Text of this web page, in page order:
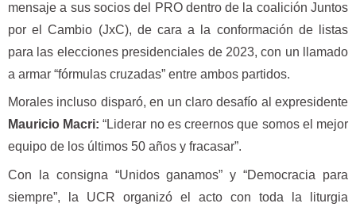
mensaje a sus socios del PRO dentro de la coalición Juntos
por el Cambio (JxC), de cara a la conformación de listas
para las elecciones presidenciales de 2023, con un llamado
a armar “fórmulas cruzadas” entre ambos partidos.
Morales incluso disparó, en un claro desafío al expresidente
Mauricio Macri: “Liderar no es creernos que somos el mejor
equipo de los últimos 50 años y fracasar”.
Con la consigna “Unidos ganamos” y “Democracia para
siempre”, la UCR organizó el acto con toda la liturgia